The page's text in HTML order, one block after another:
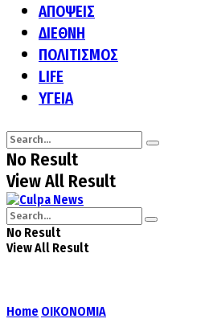
ΑΠΟΨΕΙΣ
ΔΙΕΘΝΗ
ΠΟΛΙΤΙΣΜΟΣ
LIFE
ΥΓΕΙΑ
No Result
View All Result
No Result
View All Result
Home ΟΙΚΟΝΟΜΙΑ